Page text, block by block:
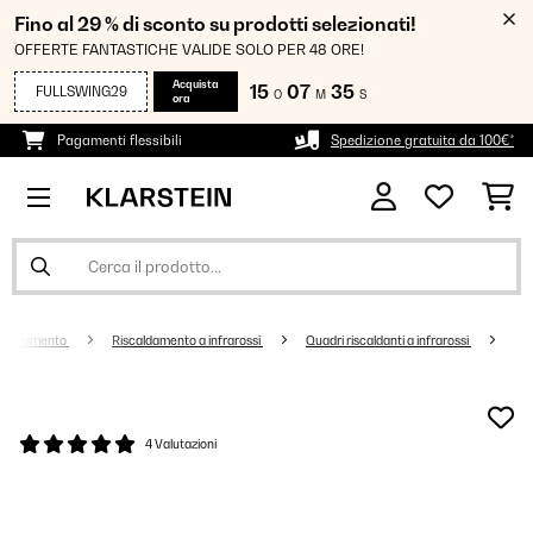
Fino al 29 % di sconto su prodotti selezionati!
OFFERTE FANTASTICHE VALIDE SOLO PER 48 ORE!
FULLSWING29
Acquista
ora
15 O 07 M 35 S
Pagamenti flessibili Spedizione gratuita da 100€*
Riscaldamento a infrarossi Quadri riscaldanti a infrarossi
4 Valutazioni